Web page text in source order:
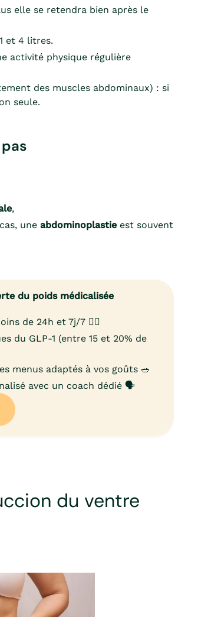
elle se retendra bien après le
et 4 litres.
activité physique régulière
des muscles abdominaux) : si
seule.
,
une abdominoplastie est souvent
du poids médicalisée
de 24h et 7j/7 👨‍⚕️
du GLP-1 (entre 15 et 20% de
menus adaptés à vos goûts 🥗
avec un coach dédié 🗣️
du ventre